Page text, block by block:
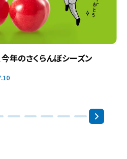
年のさくらんぼシーズン